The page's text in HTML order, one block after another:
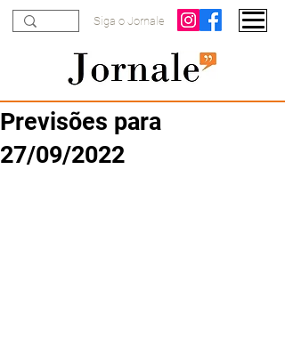
Siga o Jornale
Previsões para
27/09/2022